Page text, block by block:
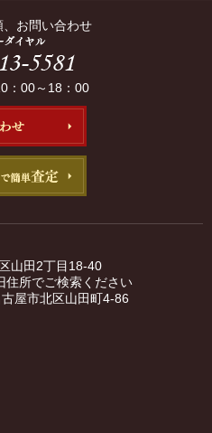
、お問い合わせ
00～18：00
山田2丁目18-40
所でご検索ください
屋市北区山田町4-86